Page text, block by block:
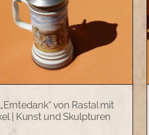
von Rastal mit
| Kunst und Skulpturen
Steinzeug-Bierkrug
mit Zinndeckel (1 Liter) |
Kunst und Skulpturen
Allerlei Kunst und Skulpturen